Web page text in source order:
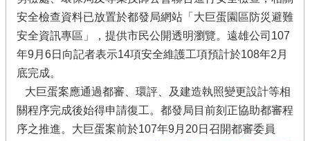
安全檢查資料已放置於都發局網站「大巨蛋園區防災避難
安全資訊專區」，提供市民公開透明瀏覽。遠雄公司107
年9月6日向記者表示14項安全維護工項預計於108年2月
底完成。
大巨蛋案應通過都審、環評、及建造執照變更設計等相
關程序完成後始得申請復工。都發局目前刻正協助都審程
序之推進。大巨蛋案前於107年9月20日召開都審委員